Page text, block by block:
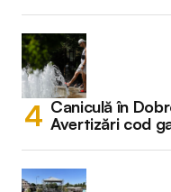
Caniculă în
Avertizări cod